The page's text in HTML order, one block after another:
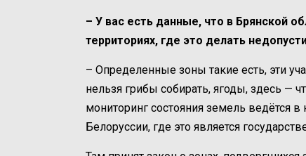
– У вас есть данные, что в Брянской
территориях, где это делать
– Определенные зоны такие есть, эти
нельзя грибы собирать, ягоды, здесь —
мониторинг состояния земель ведётся
Белоруссии, где это является